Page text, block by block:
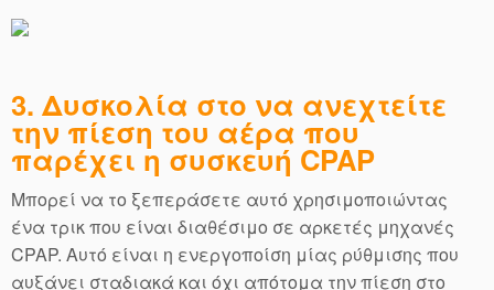
3. Δυσκολία στο να ανεχτείτε
την πίεση του αέρα που
παρέχει η συσκευή CPAP
Μπορεί να το ξεπεράσετε αυτό χρησιμοποιώντας
ένα τρικ που είναι διαθέσιμο σε αρκετές μηχανές
CPAP. Αυτό είναι η ενεργοποίση μίας ρύθμισης που
αυξάνει σταδιακά και όχι απότομα την πίεση στο